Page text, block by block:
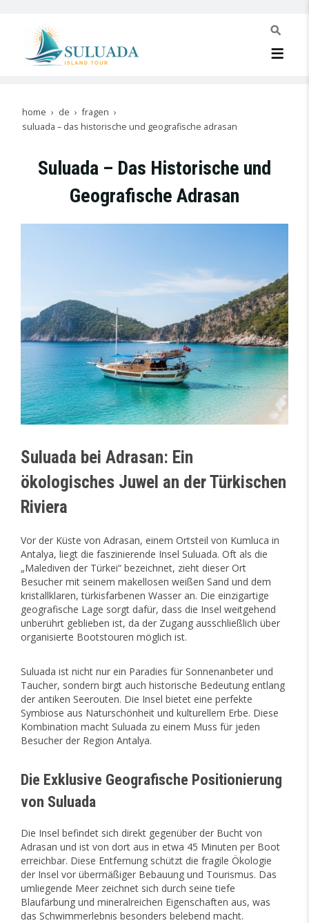
home de
fragen
suluada – das historische und geografische adrasan
Suluada – Das Historische und
Geografische Adrasan
Suluada bei Adrasan: Ein
ökologisches Juwel an der Türkischen
Riviera
Vor der Küste von Adrasan, einem Ortsteil von Kumluca in
Antalya, liegt die faszinierende Insel Suluada. Oft als die
„Malediven der Türkei“ bezeichnet, zieht dieser Ort
Besucher mit seinem makellosen weißen Sand und dem
kristallklaren, türkisfarbenen Wasser an. Die einzigartige
geografische Lage sorgt dafür, dass die Insel weitgehend
unberührt geblieben ist, da der Zugang ausschließlich über
organisierte Bootstouren möglich ist.
Suluada ist nicht nur ein Paradies für Sonnenanbeter und
Taucher, sondern birgt auch historische Bedeutung entlang
der antiken Seerouten. Die Insel bietet eine perfekte
Symbiose aus Naturschönheit und kulturellem Erbe. Diese
Kombination macht Suluada zu einem Muss für jeden
Besucher der Region Antalya.
Die Exklusive Geografische Positionierung
von Suluada
Die Insel befindet sich direkt gegenüber der Bucht von
Adrasan und ist von dort aus in etwa 45 Minuten per Boot
erreichbar. Diese Entfernung schützt die fragile Ökologie
der Insel vor übermäßiger Bebauung und Tourismus. Das
umliegende Meer zeichnet sich durch seine tiefe
Blaufärbung und mineralreichen Eigenschaften aus, was
das Schwimmerlebnis besonders belebend macht.